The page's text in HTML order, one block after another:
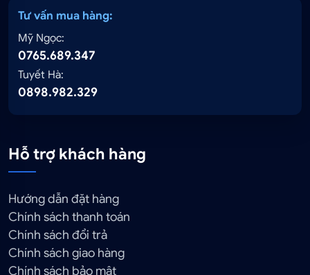
Tư vấn mua hàng:
Mỹ Ngọc:
0765.689.347
Tuyết Hà:
0898.982.329
Hỗ trợ khách hàng
Hướng dẫn đặt hàng
Chính sách thanh toán
Chính sách đổi trả
Chính sách giao hàng
Chính sách bảo mật